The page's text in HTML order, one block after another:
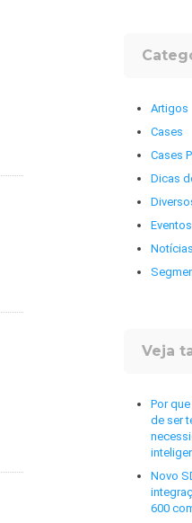
Artigos
Cases
Cases
Dicas
Eventos
Veja
Por
de ser
Novo
600